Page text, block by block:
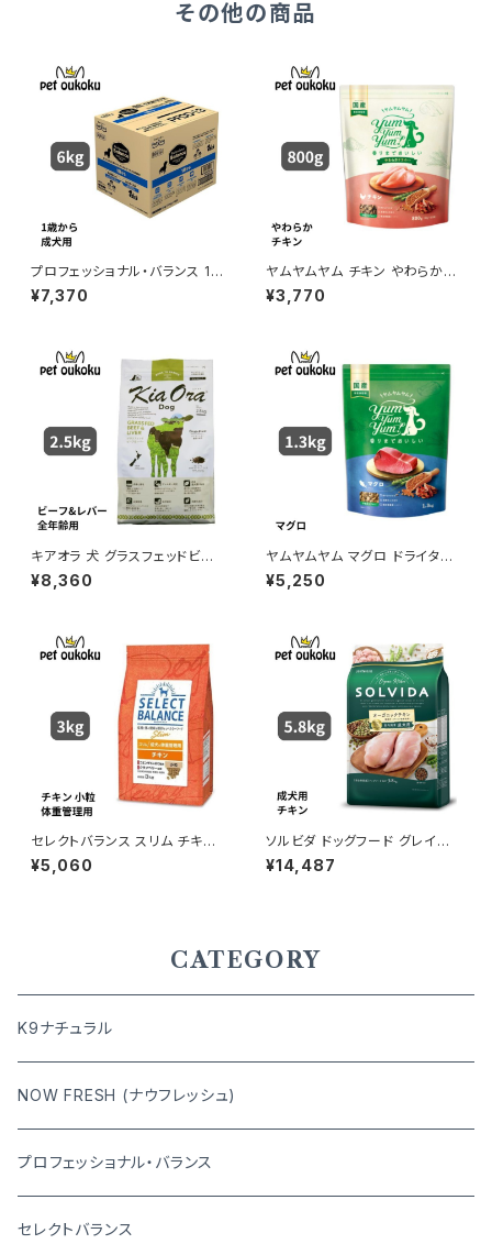
その他の商品
プロフェッショナル・バランス 1歳
から成犬用 6kg
¥7,370
ヤムヤムヤム チキン やわらかド
ライタイプ 800g yum yum yu
m ! 4571245859341
¥3,770
キアオラ 犬 グラスフェッドビー
フ＆レバー 2.5kg
¥8,360
ヤムヤムヤム マグロ ドライタイ
プ 1.3kg yum yum yum ! 45
71245859372
¥5,250
セレクトバランス スリム チキン
小粒 成犬用の体重管理用 3kg
¥5,060
ソルビダ ドッグフード グレイン
フリー チキン 室内飼育成犬用
5.8kg 4562312014473
¥14,487
CATEGORY
K9ナチュラル
NOW FRESH (ナウフレッシュ)
プロフェッショナル・バランス
セレクトバランス